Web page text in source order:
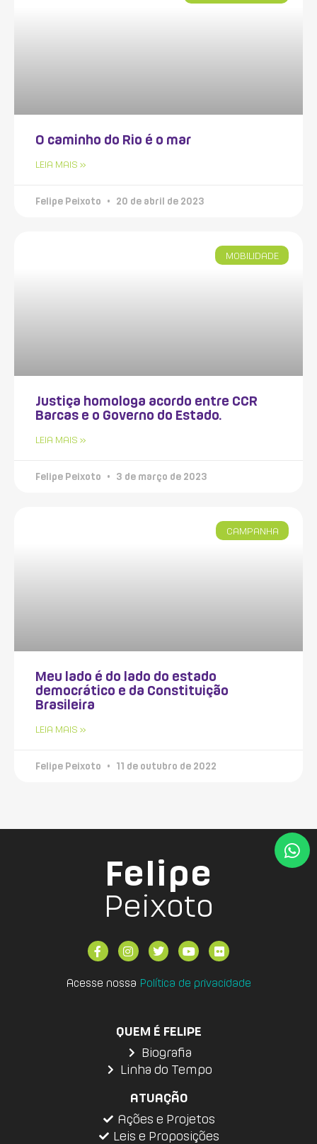
O caminho do Rio é o mar
LEIA MAIS »
Felipe Peixoto 20 de abril de 2023
MOBILIDADE
Justiça homologa acordo entre CCR
Barcas e o Governo do Estado.
LEIA MAIS »
Felipe Peixoto 3 de março de 2023
CAMPANHA
Meu lado é do lado do estado
democrático e da Constituição
Brasileira
LEIA MAIS »
Felipe Peixoto 11 de outubro de 2022
Felipe
Peixoto
Acesse nossa Política de privacidade
QUEM É FELIPE
Biografia
Linha do Tempo
ATUAÇÃO
Ações e Projetos
Leis e Proposições